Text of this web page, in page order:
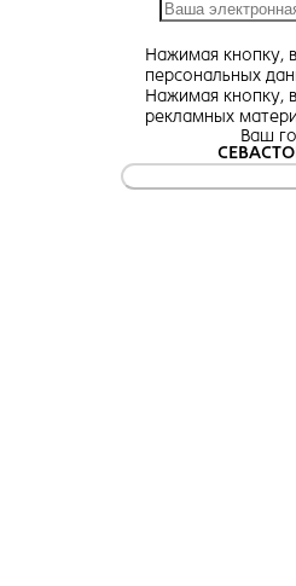
Нажимая кнопку,
персональных
Нажимая кнопку,
рекламных
Ваш